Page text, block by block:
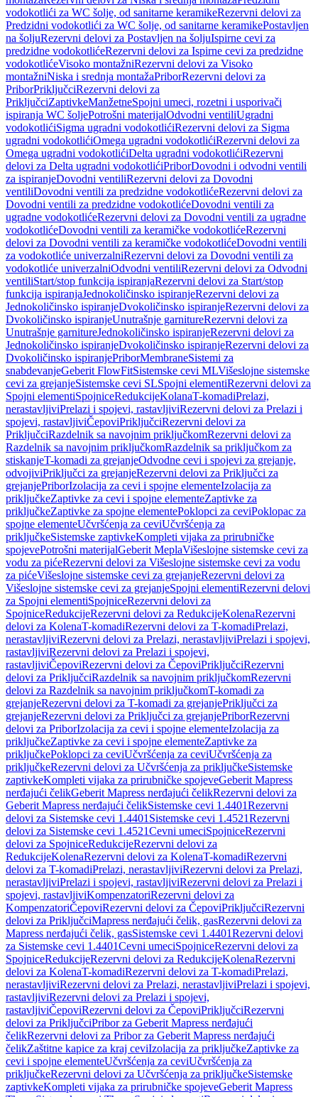
vodokotlići za WC šolje, od sanitarne keramikeRezervni delovi za
Predzidni vodokotlići za WC šolje, od sanitarne keramikePostavljen
na šoljuRezervni delovi za Postavljen na šoljuIspirne cevi za
predzidne vodokotlićeRezervni delovi za Ispirne cevi za predzidne
vodokotlićeVisoko montažniRezervni delovi za Visoko
montažniNiska i srednja montažaPriborRezervni delovi za
PriborPriključciRezervni delovi za
PriključciZaptivkeManžetneSpojni umeci, rozetni i usporivači
ispiranja WC šoljePotrošni materijalOdvodni ventiliUgradni
vodokotlićiSigma ugradni vodokotlićiRezervni delovi za Sigma
ugradni vodokotlićiOmega ugradni vodokotlićiRezervni delovi za
Omega ugradni vodokotlićiDelta ugradni vodokotlićiRezervni
delovi za Delta ugradni vodokotlićiPriborDovodni i odvodni ventili
za ispiranjeDovodni ventiliRezervni delovi za Dovodni
ventiliDovodni ventili za predzidne vodokotlićeRezervni delovi za
Dovodni ventili za predzidne vodokotlićeDovodni ventili za
ugradne vodokotlićeRezervni delovi za Dovodni ventili za ugradne
vodokotlićeDovodni ventili za keramičke vodokotlićeRezervni
delovi za Dovodni ventili za keramičke vodokotlićeDovodni ventili
za vodokotliće univerzalniRezervni delovi za Dovodni ventili za
vodokotliće univerzalniOdvodni ventiliRezervni delovi za Odvodni
ventiliStart/stop funkcija ispiranjaRezervni delovi za Start/stop
funkcija ispiranjaJednokoličinsko ispiranjeRezervni delovi za
Jednokoličinsko ispiranjeDvokoličinsko ispiranjeRezervni delovi za
Dvokoličinsko ispiranjeUnutrašnje garnitureRezervni delovi za
Unutrašnje garnitureJednokoličinsko ispiranjeRezervni delovi za
Jednokoličinsko ispiranjeDvokoličinsko ispiranjeRezervni delovi za
Dvokoličinsko ispiranjePriborMembraneSistemi za
snabdevanjeGeberit FlowFitSistemske cevi MLVišeslojne sistemske
cevi za grejanjeSistemske cevi SLSpojni elementiRezervni delovi za
Spojni elementiSpojniceRedukcijeKolanaT-komadiPrelazi,
nerastavljiviPrelazi i spojevi, rastavljiviRezervni delovi za Prelazi i
spojevi, rastavljiviČepoviPriključciRezervni delovi za
PriključciRazdelnik sa navojnim priključkomRezervni delovi za
Razdelnik sa navojnim priključkomRazdelnik sa priključkom za
stiskanjeT-komadi za grejanjeOdvodne cevi i spojevi za grejanje,
odvojiviPriključci za grejanjeRezervni delovi za Priključci za
grejanjePriborIzolacija za cevi i spojne elementeIzolacija za
priključkeZaptivke za cevi i spojne elementeZaptivke za
priključkeZaptivke za spojne elementePoklopci za ceviPoklopac za
spojne elementeUčvršćenja za ceviUčvršćenja za
priključkeSistemske zaptivkeKompleti vijaka za prirubničke
spojevePotrošni materijalGeberit MeplaVišeslojne sistemske cevi za
vodu za pićeRezervni delovi za Višeslojne sistemske cevi za vodu
za pićeVišeslojne sistemske cevi za grejanjeRezervni delovi za
Višeslojne sistemske cevi za grejanjeSpojni elementiRezervni delovi
za Spojni elementiSpojniceRezervni delovi za
SpojniceRedukcijeRezervni delovi za RedukcijeKolenaRezervni
delovi za KolenaT-komadiRezervni delovi za T-komadiPrelazi,
nerastavljiviRezervni delovi za Prelazi, nerastavljiviPrelazi i spojevi,
rastavljiviRezervni delovi za Prelazi i spojevi,
rastavljiviČepoviRezervni delovi za ČepoviPriključciRezervni
delovi za PriključciRazdelnik sa navojnim priključkomRezervni
delovi za Razdelnik sa navojnim priključkomT-komadi za
grejanjeRezervni delovi za T-komadi za grejanjePriključci za
grejanjeRezervni delovi za Priključci za grejanjePriborRezervni
delovi za PriborIzolacija za cevi i spojne elementeIzolacija za
priključkeZaptivke za cevi i spojne elementeZaptivke za
priključkePoklopci za ceviUčvršćenja za ceviUčvršćenja za
priključkeRezervni delovi za Učvršćenja za priključkeSistemske
zaptivkeKompleti vijaka za prirubničke spojeveGeberit Mapress
nerđajući čelikGeberit Mapress nerđajući čelikRezervni delovi za
Geberit Mapress nerđajući čelikSistemske cevi 1.4401Rezervni
delovi za Sistemske cevi 1.4401 Sistemske cevi 1.4521Rezervni
delovi za Sistemske cevi 1.4521Cevni umeciSpojniceRezervni
delovi za SpojniceRedukcijeRezervni delovi za
RedukcijeKolenaRezervni delovi za KolenaT-komadiRezervni
delovi za T-komadiPrelazi, nerastavljiviRezervni delovi za Prelazi,
nerastavljiviPrelazi i spojevi, rastavljiviRezervni delovi za Prelazi i
spojevi, rastavljiviKompenzatoriRezervni delovi za
KompenzatoriČepoviRezervni delovi za ČepoviPriključciRezervni
delovi za PriključciMapress nerđajući čelik, gasRezervni delovi za
Mapress nerđajući čelik, gasSistemske cevi 1.4401Rezervni delovi
za Sistemske cevi 1.4401Cevni umeciSpojniceRezervni delovi za
SpojniceRedukcijeRezervni delovi za RedukcijeKolenaRezervni
delovi za KolenaT-komadiRezervni delovi za T-komadiPrelazi,
nerastavljiviRezervni delovi za Prelazi, nerastavljiviPrelazi i spojevi,
rastavljiviRezervni delovi za Prelazi i spojevi,
rastavljiviČepoviRezervni delovi za ČepoviPriključciRezervni
delovi za PriključciPribor za Geberit Mapress nerđajući
čelikRezervni delovi za Pribor za Geberit Mapress nerđajući
čelikZaštitne kapice za kraj ceviIzolacija za priključkeZaptivke za
cevi i spojne elementeUčvršćenja za ceviUčvršćenja za
priključkeRezervni delovi za Učvršćenja za priključkeSistemske
zaptivkeKompleti vijaka za prirubničke spojeveGeberit Mapress